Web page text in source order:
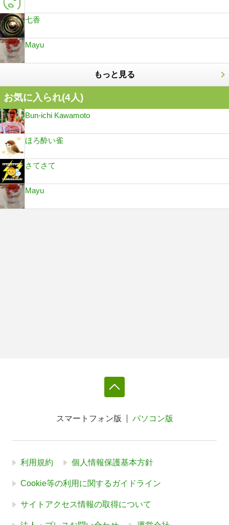
七香
Mayu
もっと見る
お気に入られ(4人)
Bun-ichi Kawamoto
ほろ酔い雀
さてさて
Mayu
スマートフォン版 パソコン版
利用規約 個人情報保護基本方針
Cookie等の利用に関するガイドライン
サイトアクセス情報の取得について